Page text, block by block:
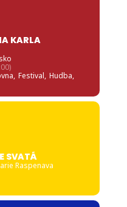
KARLA
Festival, Hudba,
SVATÁ
Raspenava